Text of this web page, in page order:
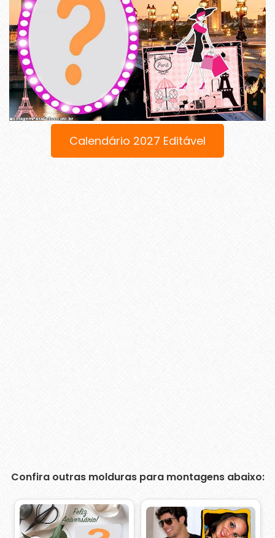
Calendário 2027 Editável
Confira outras molduras para montagens abaixo: